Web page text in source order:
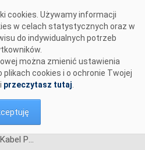
cookies. Używamy informacji
w celach statystycznych oraz w
do indywidualnych potrzeb
można zmienić ustawienia
cookies i o ochronie Twojej
przeczytasz tutaj
Kabel Polska – Szwecja jest sprawny